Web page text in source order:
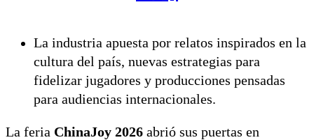
La industria apuesta por relatos inspirados en la
cultura del país, nuevas estrategias para
fidelizar jugadores y producciones pensadas
para audiencias internacionales.
La feria ChinaJoy 2026 abrió sus puertas en